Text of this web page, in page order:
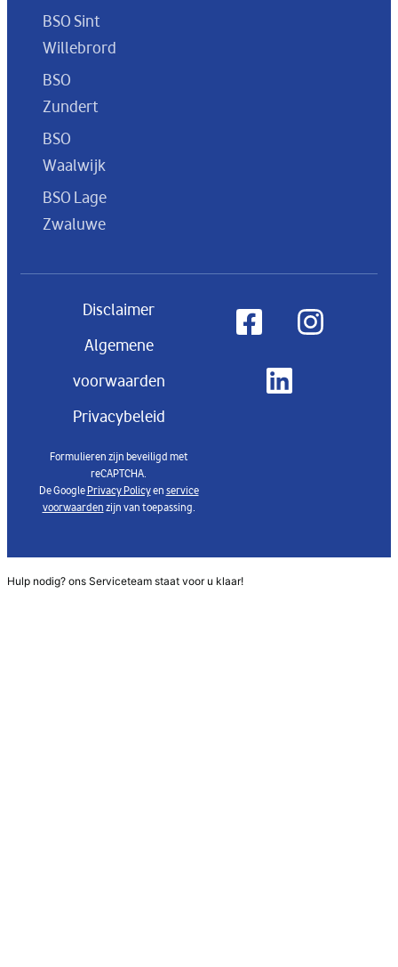
BSO Sint
Willebrord
BSO
Zundert
BSO
Waalwijk
BSO Lage
Zwaluwe
Disclaimer
Algemene
voorwaarden
Privacybeleid
Formulieren zijn beveiligd met
reCAPTCHA.
De GooglePrivacy Policyenservice
voorwaardenzijn van toepassing.
Hulp nodig? ons Serviceteam staat voor u klaar!